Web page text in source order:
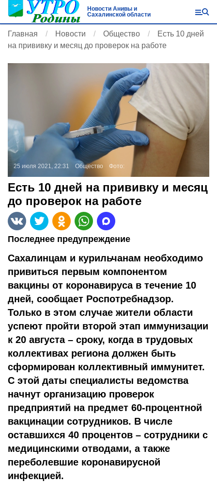
Новости Анивы и
Сахалинской области
Главная Новости Общество
Есть 10 дней
на прививку и месяц до проверок на работе
25 июля 2021, 22:31 Общество Фото:
Есть 10 дней на прививку и месяц
до проверок на работе
Последнее предупреждение
Сахалинцам и курильчанам необходимо
привиться первым компонентом
вакцины от коронавируса в течение 10
дней, сообщает Роспотребнадзор.
Только в этом случае жители области
успеют пройти второй этап иммунизации
к 20 августа – сроку, когда в трудовых
коллективах региона должен быть
сформирован коллективный иммунитет.
С этой даты специалисты ведомства
начнут организацию проверок
предприятий на предмет 60-процентной
вакцинации сотрудников. В числе
оставшихся 40 процентов – сотрудники с
медицинскими отводами, а также
переболевшие коронавирусной
инфекцией.